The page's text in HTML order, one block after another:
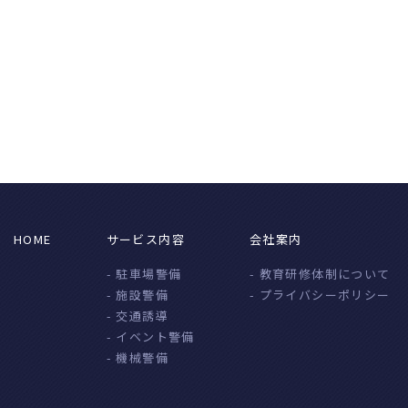
HOME
サービス内容
- 駐車場警備
- 施設警備
- 交通誘導
- イベント警備
- 機械警備
会社案内
- 教育研修体制について
- プライバシーポリシー